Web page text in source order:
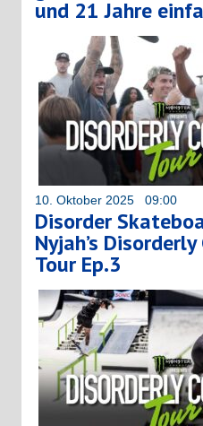
und 21 Jahre
10. Oktober 2025 09:00
Disorder
Nyjah’s
Tour Ep.3